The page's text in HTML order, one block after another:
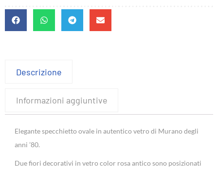
Descrizione
Informazioni aggiuntive
Elegante specchietto ovale in autentico vetro di Murano degli
anni ’80.
Due fiori decorativi in vetro color rosa antico sono posizionati